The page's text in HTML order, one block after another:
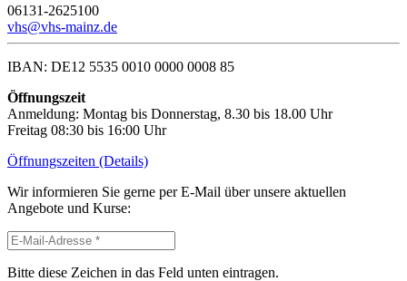
06131-2625100
vhs@vhs-mainz.de
IBAN: DE12 5535 0010 0000 0008 85
Öffnungszeit
Anmeldung: Montag bis Donnerstag, 8.30 bis 18.00 Uhr
Freitag 08:30 bis 16:00 Uhr
Öffnungszeiten (Details)
Wir informieren Sie gerne per E-Mail über unsere aktuellen
Angebote und Kurse:
Bitte diese Zeichen in das Feld unten eintragen.